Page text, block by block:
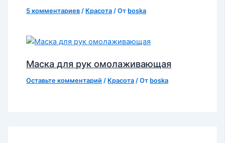
5 комментариев / Красота / От boska
Маска для рук омолаживающая
Оставьте комментарий / Красота / От boska